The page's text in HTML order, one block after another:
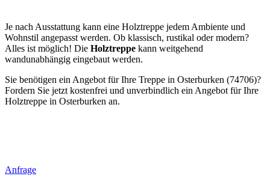
Je nach Ausstattung kann eine Holztreppe jedem Ambiente und
Wohnstil angepasst werden. Ob klassisch, rustikal oder modern?
Alles ist möglich! Die Holztreppe kann weitgehend
wandunabhängig eingebaut werden.
Sie benötigen ein Angebot für Ihre Treppe in Osterburken (74706)?
Fordern Sie jetzt kostenfrei und unverbindlich ein Angebot für Ihre
Holztreppe in Osterburken an.
Anfrage